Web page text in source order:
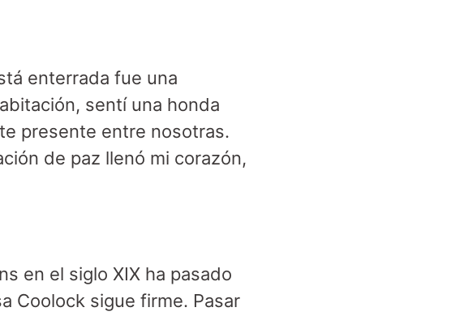
enterrada fue una
sentí una honda
presente entre nosotras.
de paz llenó mi corazón,
en el siglo XIX ha pasado
Coolock sigue firme. Pasar